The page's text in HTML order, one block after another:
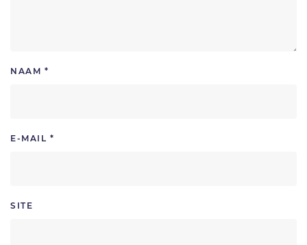
NAAM *
E-MAIL *
SITE